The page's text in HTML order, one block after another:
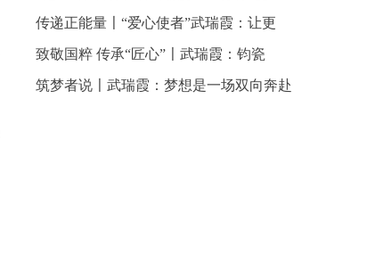
传递正能量〡“爱心使者”武瑞霞：让更
致敬国粹 传承“匠心”〡武瑞霞：钧瓷
筑梦者说〡武瑞霞：梦想是一场双向奔赴